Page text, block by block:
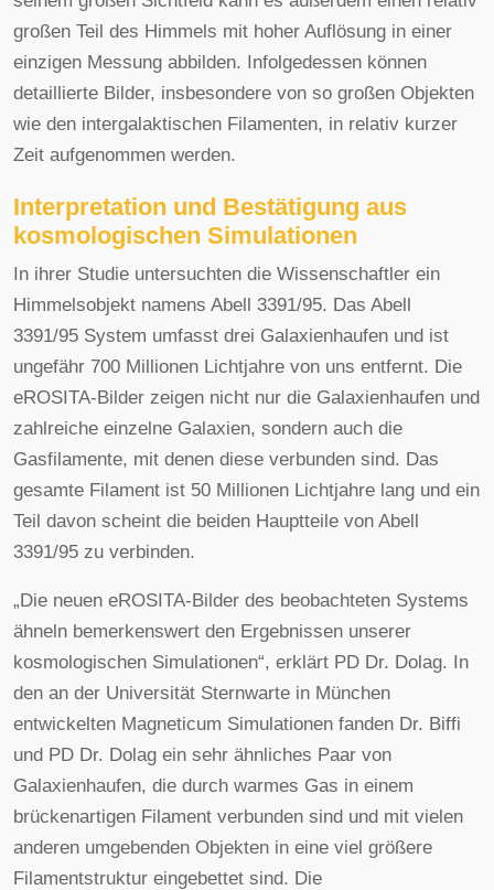
großen Teil des Himmels mit hoher Auflösung in einer
einzigen Messung abbilden. Infolgedessen können
detaillierte Bilder, insbesondere von so großen Objekten
wie den intergalaktischen Filamenten, in relativ kurzer
Zeit aufgenommen werden.
Interpretation und Bestätigung aus
kosmologischen Simulationen
In ihrer Studie untersuchten die Wissenschaftler ein
Himmelsobjekt namens Abell 3391/95. Das Abell
3391/95 System umfasst drei Galaxienhaufen und ist
ungefähr 700 Millionen Lichtjahre von uns entfernt. Die
eROSITA-Bilder zeigen nicht nur die Galaxienhaufen und
zahlreiche einzelne Galaxien, sondern auch die
Gasfilamente, mit denen diese verbunden sind. Das
gesamte Filament ist 50 Millionen Lichtjahre lang und ein
Teil davon scheint die beiden Hauptteile von Abell
3391/95 zu verbinden.
„Die neuen eROSITA-Bilder des beobachteten Systems
ähneln bemerkenswert den Ergebnissen unserer
kosmologischen Simulationen“, erklärt PD Dr. Dolag. In
den an der Universität Sternwarte in München
entwickelten Magneticum Simulationen fanden Dr. Biffi
und PD Dr. Dolag ein sehr ähnliches Paar von
Galaxienhaufen, die durch warmes Gas in einem
brückenartigen Filament verbunden sind und mit vielen
anderen umgebenden Objekten in eine viel größere
Filamentstruktur eingebettet sind. Die